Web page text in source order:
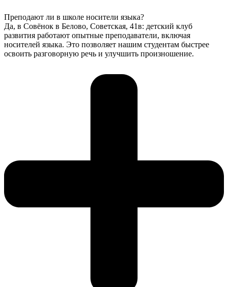
Преподают ли в школе носители языка?
Да, в Совёнок в Белово, Советская, 41в: детский клуб
развития работают опытные преподаватели, включая
носителей языка. Это позволяет нашим студентам быстрее
освоить разговорную речь и улучшить произношение.